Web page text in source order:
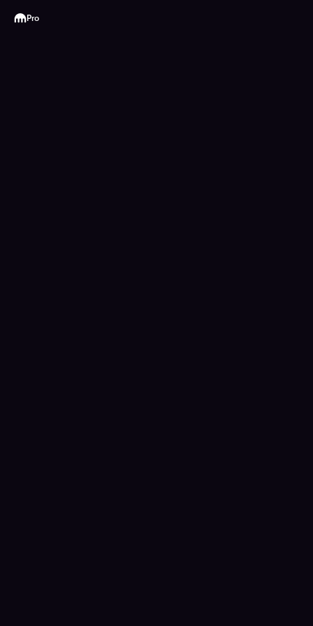
Kraken
Pro